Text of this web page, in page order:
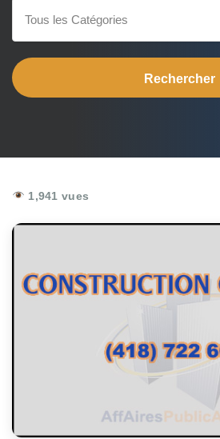
Tous les Catégories
1,941 vues